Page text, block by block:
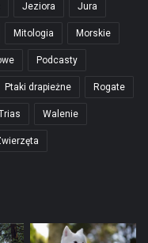
Jeziora Jura
Mitologia Morskie
Podcasty
Ptaki drapieżne Rogate
Walenie